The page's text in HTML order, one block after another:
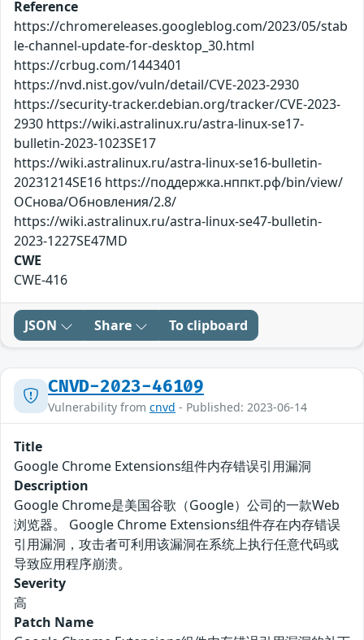
Reference
https://chromereleases.googleblog.com/2023/05/stab
le-channel-update-for-desktop_30.html
https://crbug.com/1443401
https://nvd.nist.gov/vuln/detail/CVE-2023-2930
https://security-tracker.debian.org/tracker/CVE-2023-
2930 https://wiki.astralinux.ru/astra-linux-se17-
bulletin-2023-1023SE17
https://wiki.astralinux.ru/astra-linux-se16-bulletin-
20231214SE16 https://поддержка.нппкт.рф/bin/view/
ОСнова/Обновления/2.8/
https://wiki.astralinux.ru/astra-linux-se47-bulletin-
2023-1227SE47MD
CWE
CWE-416
JSON Share To clipboard
CNVD-2023-46109
Vulnerability from cnvd - Published: 2023-06-14
Title
Google Chrome Extensions组件内存错误引用漏洞
Description
Google Chrome是美国谷歌（Google）公司的一款Web
浏览器。 Google Chrome Extensions组件存在内存错误
引用漏洞，攻击者可利用该漏洞在系统上执行任意代码或
导致应用程序崩溃。
Severity
高
Patch Name